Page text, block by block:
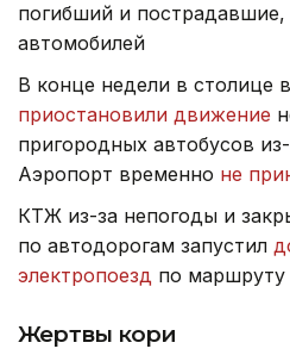
погибший и
автомобилей
В конце недели в столице
приостановили движение
пригородных автобусов
Аэропорт временно не
КТЖ из-за непогоды и
по автодорогам запустил
электропоезд по маршруту
Жертвы кори